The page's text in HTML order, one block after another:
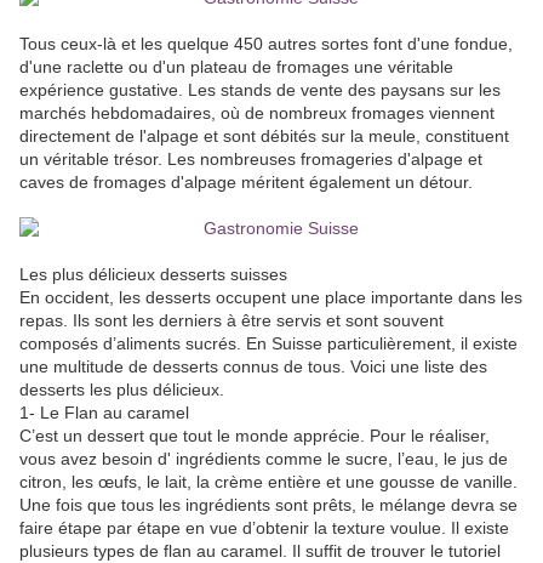
Tous ceux-là et les quelque 450 autres sortes font d'une fondue,
d'une raclette ou d'un plateau de fromages une véritable
expérience gustative. Les stands de vente des paysans sur les
marchés hebdomadaires, où de nombreux fromages viennent
directement de l'alpage et sont débités sur la meule, constituent
un véritable trésor. Les nombreuses fromageries d'alpage et
caves de fromages d'alpage méritent également un détour.
Les plus délicieux desserts suisses
En occident, les desserts occupent une place importante dans les
repas. Ils sont les derniers à être servis et sont souvent
composés d’aliments sucrés. En Suisse particulièrement, il existe
une multitude de desserts connus de tous. Voici une liste des
desserts les plus délicieux.
1- Le Flan au caramel
C’est un dessert que tout le monde apprécie. Pour le réaliser,
vous avez besoin d' ingrédients comme le sucre, l’eau, le jus de
citron, les œufs, le lait, la crème entière et une gousse de vanille.
Une fois que tous les ingrédients sont prêts, le mélange devra se
faire étape par étape en vue d’obtenir la texture voulue. Il existe
plusieurs types de flan au caramel. Il suffit de trouver le tutoriel